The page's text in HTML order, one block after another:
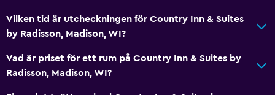
Allmänt
Flodutsikt
Vilken tid är utcheckningen för Country Inn & Suites
by Radisson, Madison, WI?
Vad är priset för ett rum på Country Inn & Suites by
Radisson, Madison, WI?